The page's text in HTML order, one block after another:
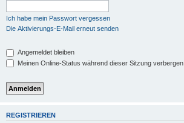
Ich habe mein Passwort vergessen
Die Aktivierungs-E-Mail erneut senden
Angemeldet bleiben
Meinen Online-Status während dieser Sitzung verbergen
REGISTRIEREN